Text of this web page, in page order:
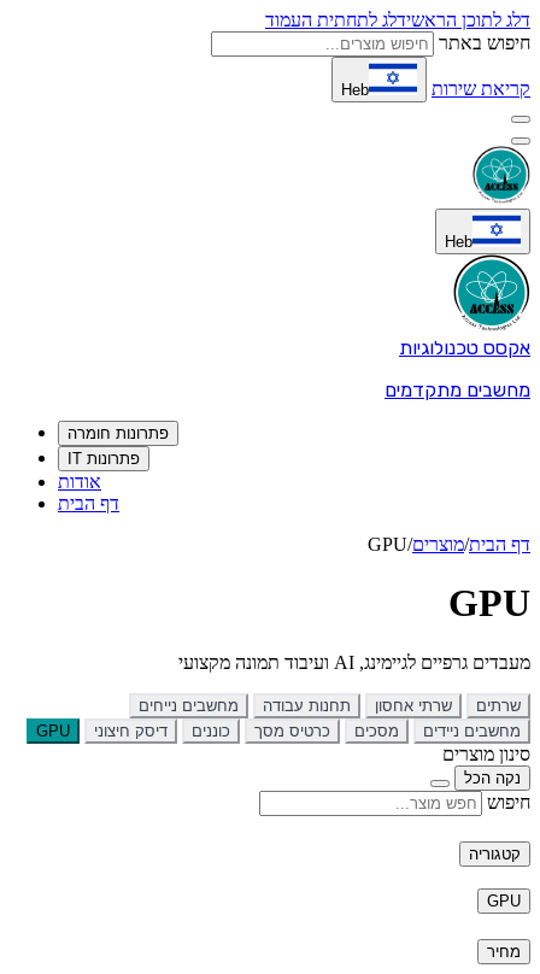
דלג לתוכן הראשידלג לתחתית העמוד
חיפוש באתר
קריאת שירות Heb
Heb
אקסס טכנולוגיות
מחשבים מתקדמים
פתרונות חומרה
פתרונות IT
אודות
דף הבית
דף הבית/מוצרים/
GPU
GPU
מעבדים גרפיים לגיימינג, AI ועיבוד תמונה מקצועי
שרתים שרתי אחסון תחנות עבודה
מחשבים נייחים
מחשבים ניידים
מסכים כרטיס מסך כוננים דיסק חיצוני GPU
סינון מוצרים
נקה הכל
חיפוש
קטגוריה
GPU
מחיר